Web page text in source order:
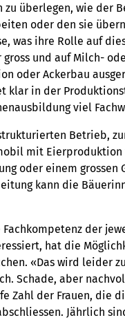
zu überlegen, wie der
oder den sie
was ihre Rolle auf
und auf Milch-
oder Ackerbau
klar in der
viel
Betrieb,
mit Eierproduktion
oder einem grossen
kann die
der
hat die
«Das wird leider
Schade, aber
Zahl der Frauen, die
Jährlich